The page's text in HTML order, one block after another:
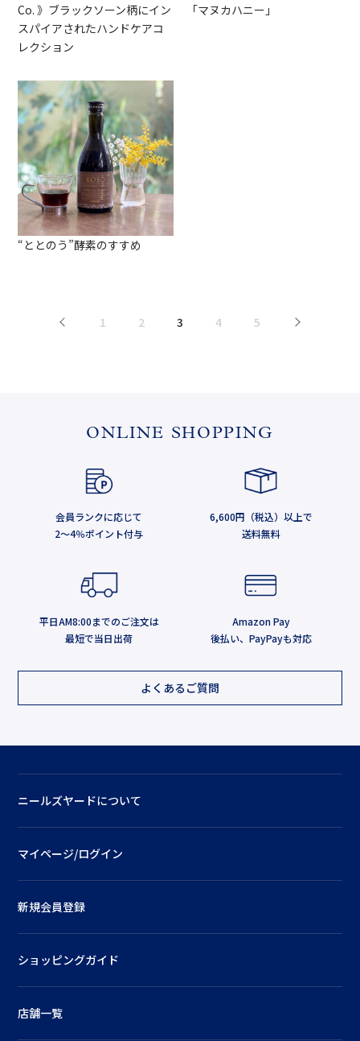
Co. 》ブラックソーン柄にイン
スパイアされたハンドケアコ
レクション
「マヌカハニー」
“ととのう”酵素のすすめ
< 1 2 3 4 5
>
ONLINE SHOPPING
会員ランクに応じて
2～4％ポイント付与
6,600円（税込）以上で
送料無料
平日AM8:00までのご注文は
最短で当日出荷
Amazon Pay
後払い、PayPayも対応
よくあるご質問
ニールズヤードについて
マイページ/ログイン
新規会員登録
ショッピングガイド
店舗一覧